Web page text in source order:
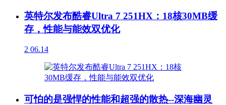
英特尔发布酷睿Ultra 7 251HX：18核30MB缓
存，性能与能效双优化
2 06.14
可怕的是强悍的性能和超强的散热--深海幽灵